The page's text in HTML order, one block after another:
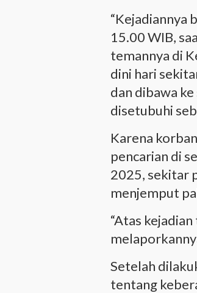
“Kejadiannya
15.00 WIB,
temannya di
dini hari
dan dibawa
disetubuhi
Karena
pencarian di
2025, sekitar
menjemput
“Atas
Setelah
tentang